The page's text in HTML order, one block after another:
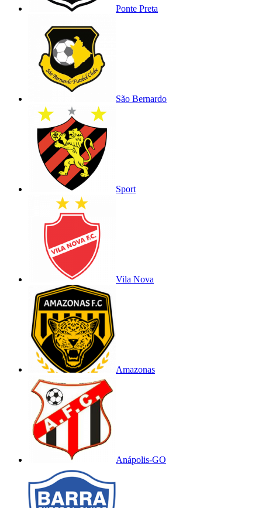
Ponte Preta
São Bernardo
Sport
Vila Nova
Amazonas
Anápolis-GO